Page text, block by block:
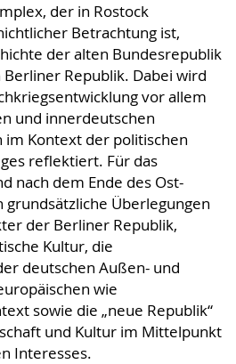
der in Rostock
Betrachtung ist,
der alten Bundesrepublik
Republik. Dabei wird
vor allem
und innerdeutschen
im Kontext der politischen
reflektiert. Für das
nach dem Ende des Ost-
grundsätzliche Überlegungen
der Berliner Republik,
Kultur, die
deutschen Außen- und
wie
sowie die „neue Republik“
und Kultur im Mittelpunkt
Interesses.